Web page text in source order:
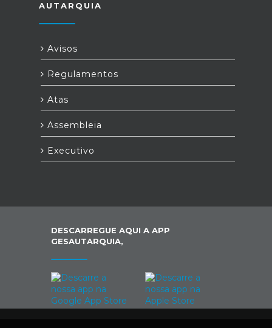
AUTARQUIA
Avisos
Regulamentos
Atas
Assembleia
Executivo
DESCARREGUE AQUI A APP
GESAUTARQUIA,